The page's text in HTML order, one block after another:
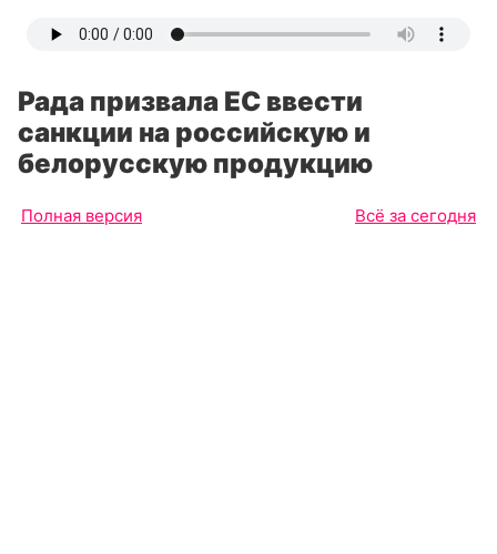
Рада призвала ЕС ввести
санкции на российскую и
белорусскую продукцию
Полная версия Всё за сегодня